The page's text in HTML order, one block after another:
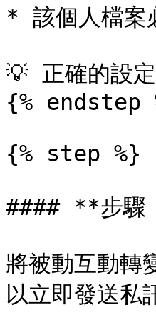
* 該個人檔案
💡 正確的設
{% endstep
{% step %}
#### **步驟
將被動互動轉
以立即發送私